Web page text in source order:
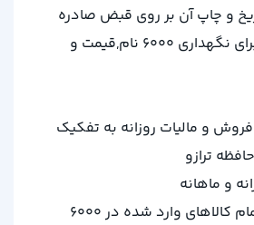
و چاپ آن بر روی قبض صادره
حجم بالای حافظه برای نگهداری 6000 نام,قیمت و
و مالیات روزانه به تفکیک
و ماهانه
چاپ نام و قیمت تمام کالاهای وارد شده در 6000